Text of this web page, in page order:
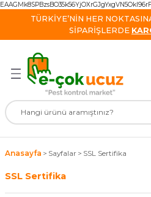
TÜRKİYE’NİN HER
SİPARİŞLERDE
Geri Dön
Cihazlar
Cihazlar
Cihazlar
Geri Dön
kovucu Ürünler
Geri Dön
ve Yem
Ultrasonik Cihazlar
Geri Dön
Malzemeleri
Geri Dön
İlacı
İlacı
Geri Dön
Ürün
Geri Dön
Kovucu
Anasayfa Sayfalar SSL Sertifika
SSL Sertifika